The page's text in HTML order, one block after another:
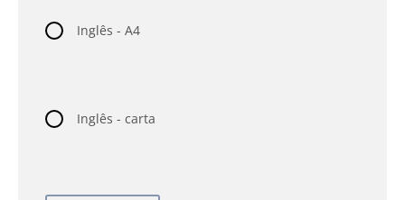
Inglês - A4
Inglês - carta